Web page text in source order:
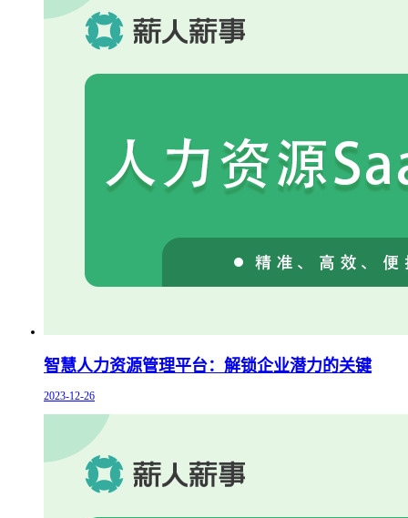
智慧人力资源管理平台：解锁企业潜力的关键
2023-12-26